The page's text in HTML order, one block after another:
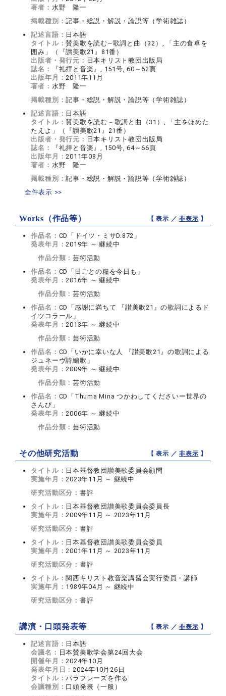
著者： 水野 隆一
掲載種別：記事・総説・解説・論説等（学術雑誌）
記述言語： 日本語
タイトル：賛美歌を読む―歌詞と曲（32）, 「主の食卓を
囲み」（『讃美歌21』81番）
出版者・発行元： 日本キリスト教団出版局
誌名：
『礼拝と音楽』, 151号, 60～62頁
出版年月：2011年11月
著者： 水野 隆一
掲載種別：記事・総説・解説・論説等（学術雑誌）
記述言語： 日本語
タイトル：賛美歌を読む－歌詞と曲（31）, 「主をほめた
たえよ」（『讃美歌21』21番）
出版者・発行元： 日本キリスト教団出版局
誌名：
『礼拝と音楽』, 150号, 64～66頁
出版年月：2011年08月
著者： 水野 隆一
掲載種別：記事・総説・解説・論説等（学術雑誌）
全件表示 >>
Works（作品等） 【 表示 ／非表示 】
作品名： CD「ドイツ・ミサD.872」
発表年月：2019年 ～ 継続中
作品分類：芸術活動
作品名： CD「日ごとの糧を今日も」
発表年月：2016年 ～ 継続中
作品分類：芸術活動
作品名： CD「感謝に満ちて 『讃美歌21』の歌詞によるド
イツコラール」
発表年月：2013年 ～ 継続中
作品分類：芸術活動
作品名： CD「いかに幸いな人 『讃美歌21』の歌詞による
ジュネーヴ詩編歌」
発表年月：2009年 ～ 継続中
作品分類：芸術活動
作品名： CD「Thuma Mina つかわしてくださいー世界の
さんび」
発表年月：2006年 ～ 継続中
作品分類：芸術活動
その他研究活動 【 表示 ／非表示 】
タイトル： 日本基督教団讃美歌委員会顧問
実施年月：2023年11月 ～ 継続中
研究活動区分： 書評
タイトル： 日本基督教団讃美歌委員会委員長
実施年月：2009年11月 ～ 2023年11月
研究活動区分： 書評
タイトル： 日本基督教団讃美歌委員会委員
実施年月：2001年11月 ～ 2023年11月
研究活動区分： 書評
タイトル： 関西キリスト教音楽講習会実行委員・講師
実施年月： 1989年04月 ～ 継続中
研究活動区分： 書評
講演・口頭発表等 【 表示 ／非表示 】
記述言語： 日本語
会議名： 日本賛美歌学会第24回大会
開催年月：2024年10月
発表年月日：2024年10月26日
タイトル：パラフレーズを作る
会議種別： 口頭発表（一般）